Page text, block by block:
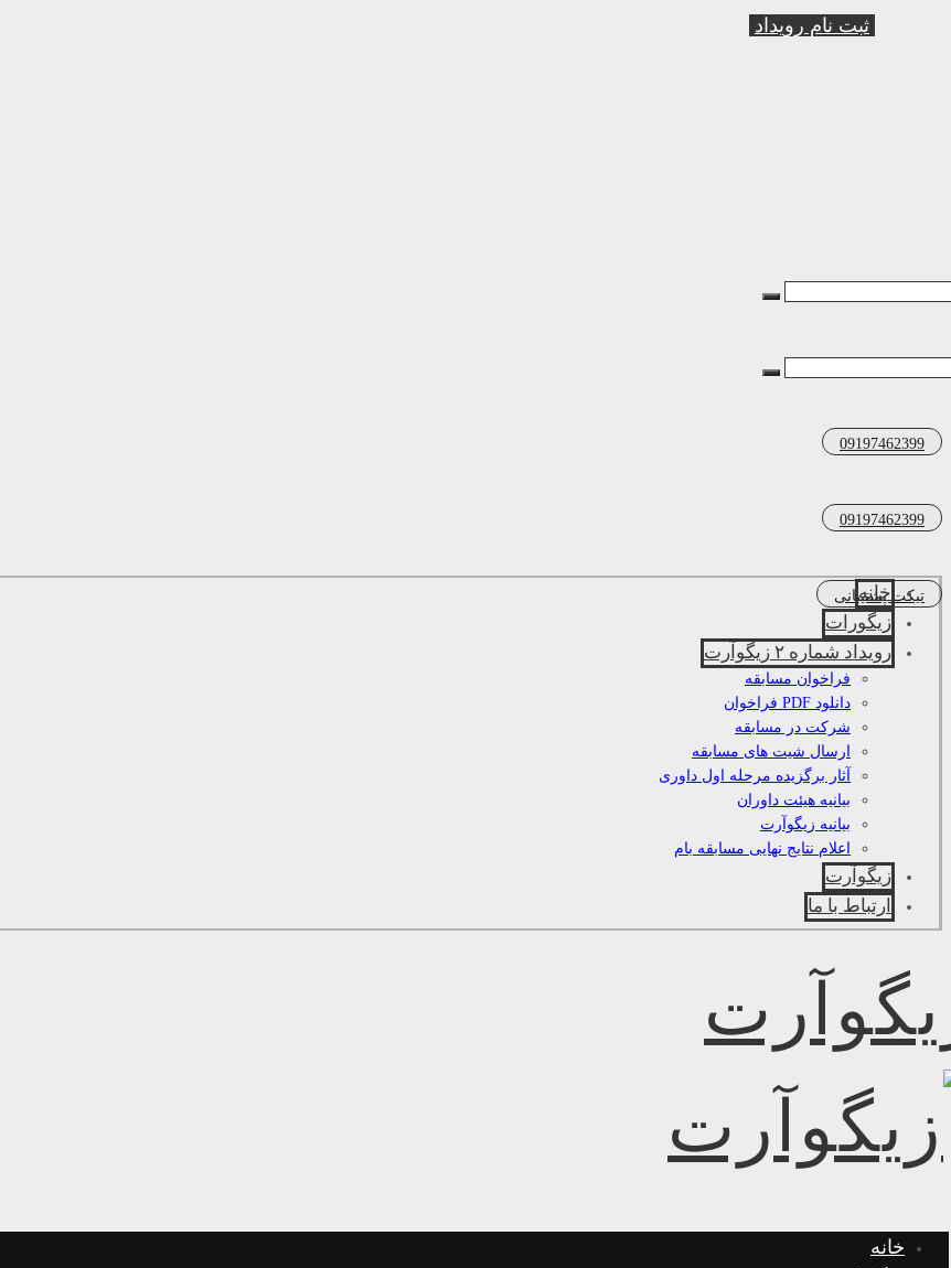
ثبت نام رویداد
09197462399
09197462399
تیکت پشتیبانی
خانه
زیگورات
رویداد شماره ۲ زیگوآرت
فراخوان مسابقه
دانلود PDF فراخوان
شرکت در مسابقه
ارسال شیت های مسابقه
آثار برگزیده مرحله اول داوری
بیانیه هیئت داوران
بیانیه زیگوآرت
اعلام نتایج نهایی مسابقه بام
زیگوآرت
ارتباط با ما
خانه